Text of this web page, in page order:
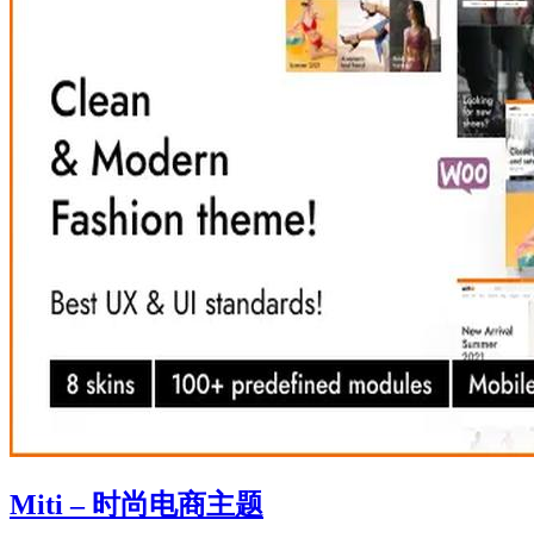
Miti – 时尚电商主题